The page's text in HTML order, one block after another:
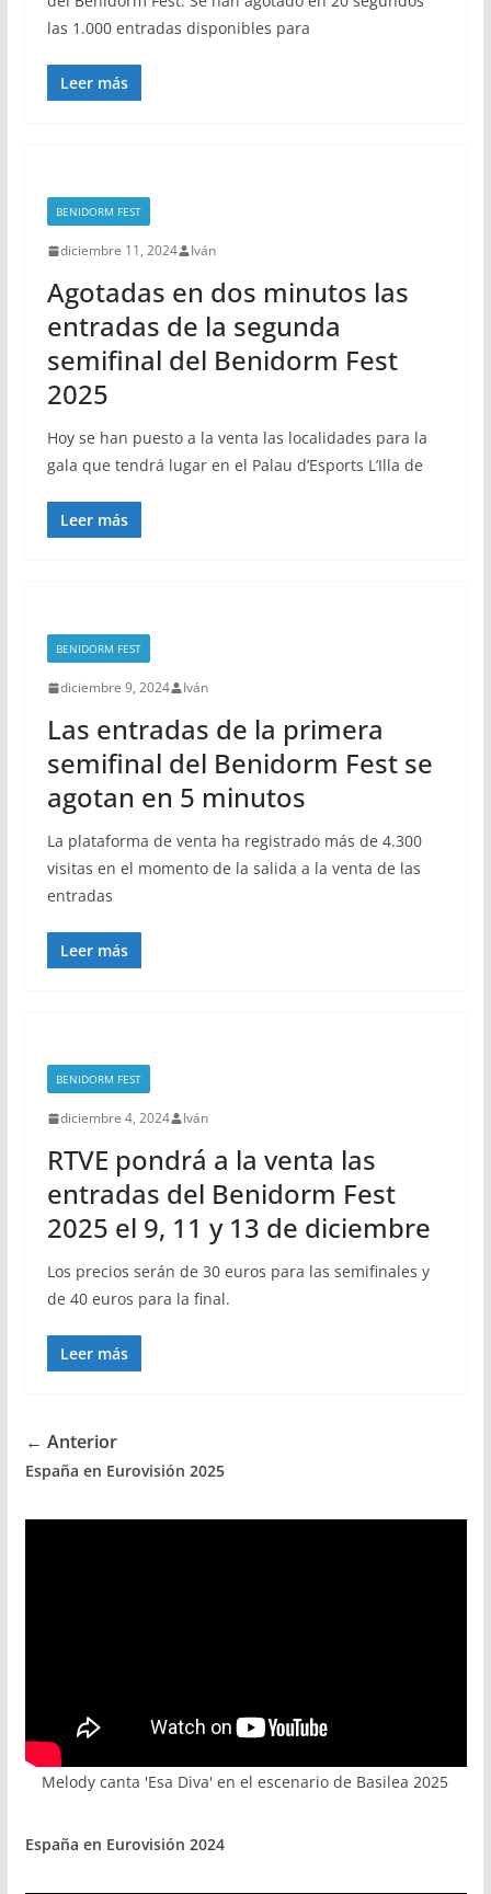
las 1.000 entradas disponibles para
Leer más
BENIDORM FEST
diciembre 11, 2024 Iván
Agotadas en dos minutos las
entradas de la segunda
semifinal del Benidorm Fest
2025
Hoy se han puesto a la venta las localidades para la
gala que tendrá lugar en el Palau d’Esports L’Illa de
Leer más
BENIDORM FEST
diciembre 9, 2024 Iván
Las entradas de la primera
semifinal del Benidorm Fest se
agotan en 5 minutos
La plataforma de venta ha registrado más de 4.300
visitas en el momento de la salida a la venta de las
entradas
Leer más
BENIDORM FEST
diciembre 4, 2024 Iván
RTVE pondrá a la venta las
entradas del Benidorm Fest
2025 el 9, 11 y 13 de diciembre
Los precios serán de 30 euros para las semifinales y
de 40 euros para la final.
Leer más
← Anterior
España en Eurovisión 2025
Melody canta 'Esa Diva' en el escenario de Basilea 2025
España en Eurovisión 2024